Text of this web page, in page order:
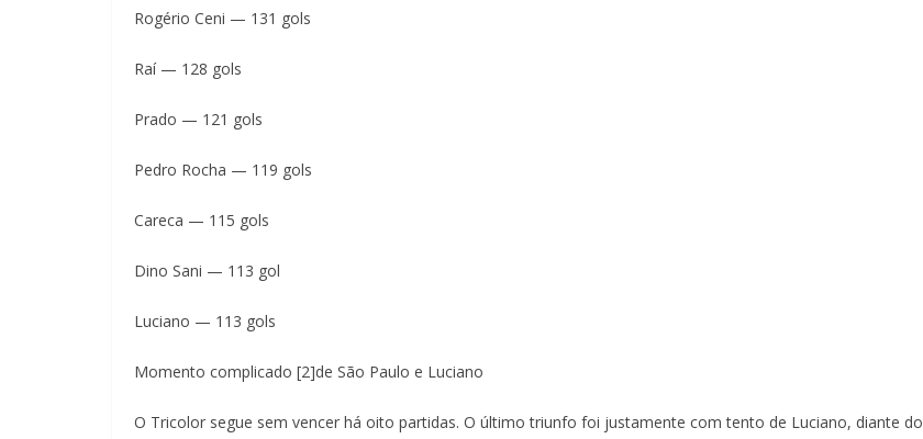
Rogério Ceni — 131 gols
Raí — 128 gols
Prado — 121 gols
Pedro Rocha — 119 gols
Careca — 115 gols
Dino Sani — 113 gol
Luciano — 113 gols
Momento complicado [2]de São Paulo e Luciano
O Tricolor segue sem vencer há oito partidas. O último triunfo foi justamente com tento de Luciano, diante do